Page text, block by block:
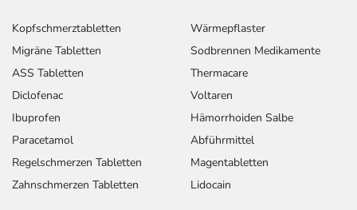
Kopfschmerztabletten
Migräne Tabletten
ASS Tabletten
Diclofenac
Ibuprofen
Paracetamol
Regelschmerzen Tabletten
Zahnschmerzen Tabletten
Wärmepflaster
Sodbrennen Medikamente
Thermacare
Voltaren
Hämorrhoiden Salbe
Abführmittel
Magentabletten
Lidocain